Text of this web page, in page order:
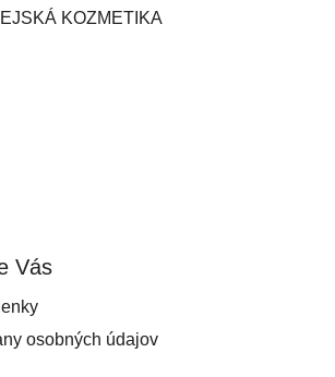
KOZMETIKA
Vás
osobných údajov